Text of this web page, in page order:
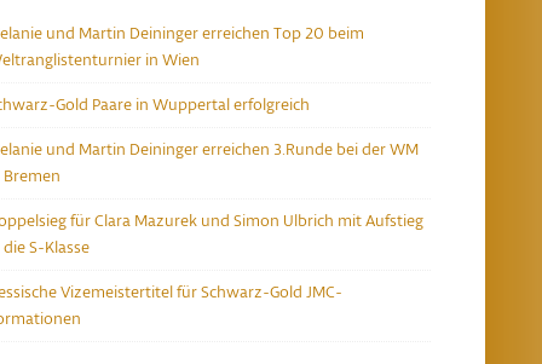
und Martin Deininger erreichen Top 20 beim
in Wien
Gold Paare in Wuppertal erfolgreich
und Martin Deininger erreichen 3.Runde bei der WM
Bremen
für Clara Mazurek und Simon Ulbrich mit Aufstieg
die S-Klasse
Vizemeistertitel für Schwarz-Gold JMC-